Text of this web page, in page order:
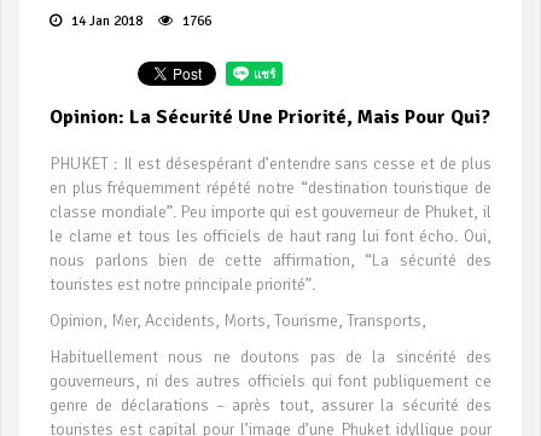
14 Jan 2018 1766
Opinion: La Sécurité Une Priorité, Mais Pour Qui?
PHUKET : Il est désespérant d’entendre sans cesse et de plus
en plus fréquemment répété notre “destination touristique de
classe mondiale”. Peu importe qui est gouverneur de Phuket, il
le clame et tous les officiels de haut rang lui font écho. Oui,
nous parlons bien de cette affirmation, “La sécurité des
touristes est notre principale priorité”.
Opinion, Mer, Accidents, Morts, Tourisme, Transports,
Habituellement nous ne doutons pas de la sincérité des
gouverneurs, ni des autres officiels qui font publiquement ce
genre de déclarations – après tout, assurer la sécurité des
touristes est capital pour l’image d’une Phuket idyllique pour